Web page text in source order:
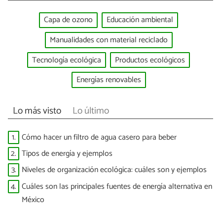
Capa de ozono
Educación ambiental
Manualidades con material reciclado
Tecnología ecológica
Productos ecológicos
Energías renovables
Lo más visto Lo último
1. Cómo hacer un filtro de agua casero para beber
2. Tipos de energía y ejemplos
3. Niveles de organización ecológica: cuáles son y ejemplos
4. Cuáles son las principales fuentes de energía alternativa en
México